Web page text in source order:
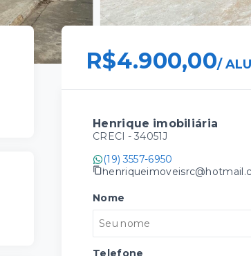
R$4.900,00/
Henrique imobiliária
CRECI - 34051J
(19) 3557-6950
Nome
Telefone